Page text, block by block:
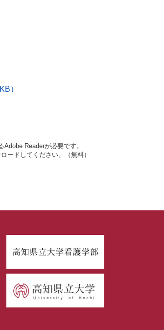
）
Readerが必要です。
ードしてください。（無料）